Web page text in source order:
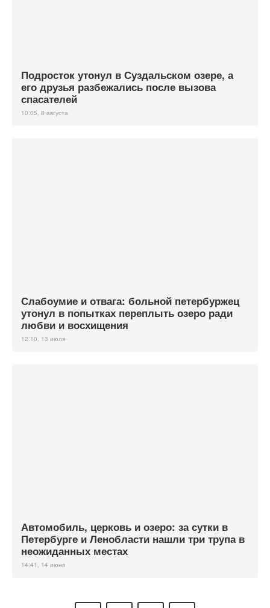
Подросток утонул в Суздальском озере, а
его друзья разбежались после вызова
спасателей
10:05, 8 августа
Слабоумие и отвага: больной петербуржец
утонул в попытках переплыть озеро ради
любви и восхищения
12:10, 13 июля
Автомобиль, церковь и озеро: за сутки в
Петербурге и Ленобласти нашли три трупа в
неожиданных местах
14:41, 14 июня